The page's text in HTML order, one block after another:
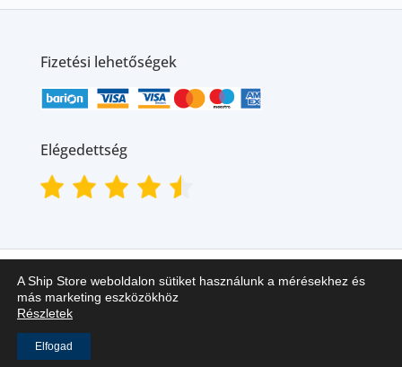
Fizetési lehetőségek
Elégedettség
Ship Store Kft. © 2018-2025
A Ship Store weboldalon sütiket használunk a mérésekhez és
más marketing eszközökhöz
Részletek
Elfogad